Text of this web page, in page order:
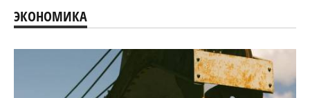
ЭКОНОМИКА